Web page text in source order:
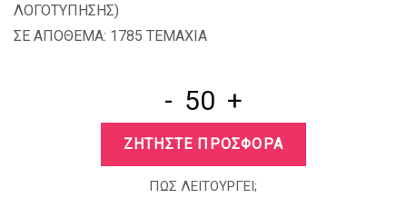
ΛΟΓΟΤΥΠΗΣΗΣ)
ΣΕ ΑΠΟΘΕΜΑ: 1785 TEMAXIA
- +
ΖΗΤΗΣΤΕ ΠΡΟΣΦΟΡΑ
ΠΩΣ ΛΕΙΤΟΥΡΓΕΙ;